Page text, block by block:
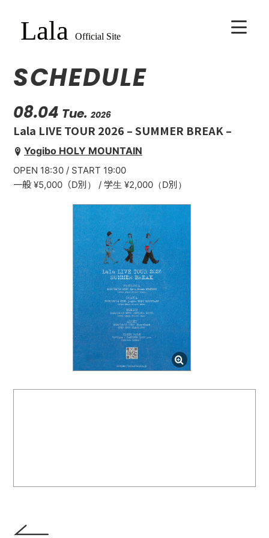
HOME
BIOGRAPHY
SCHEDULE
VIDEO
DISCOGRAPHY
CONTACT
SCHEDULE
08.04 Tue. 2026
Lala LIVE TOUR 2026 – SUMMER BREAK –
Yogibo HOLY MOUNTAIN
OPEN 18:30 / START 19:00
一般 ¥5,000（D別） / 学生 ¥2,000（D別）